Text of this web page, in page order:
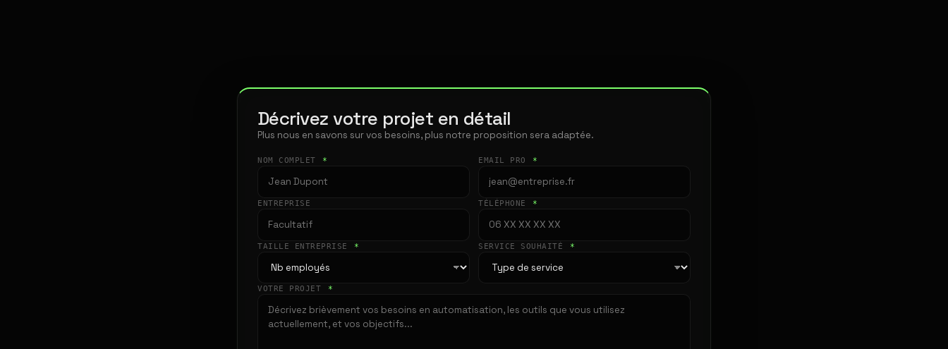
Décrivez votre projet en détail
Plus nous en savons sur vos besoins, plus notre proposition sera adaptée.
NOM COMPLET * EMAIL PRO *
ENTREPRISE TÉLÉPHONE *
TAILLE ENTREPRISE * SERVICE SOUHAITÉ *
VOTRE PROJET *